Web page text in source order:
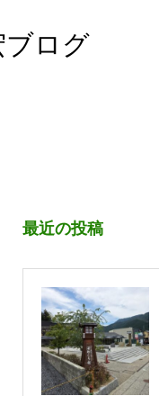
ブログ
最近の投稿